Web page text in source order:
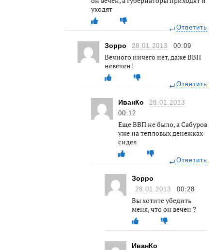
уходят
Ответить
Зорро 28.01.2013 00:09
Вечного ничего нет, даже ВВП
невечен!
Ответить
ИванКо
28.01.2013
00:12
Еще ВВП не было, а Сабуров
уже на тепловых денежках
сидел
Ответить
Зорро
28.01.2013 00:28
Вы хотите убедить
меня, что он вечен ?
ИванКо